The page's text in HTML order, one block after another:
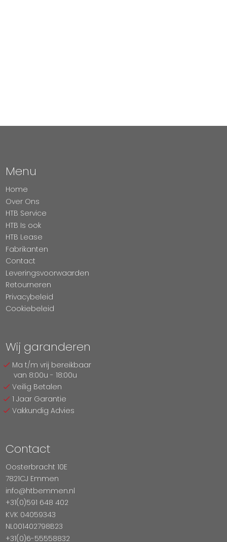
Menu
Home
Over Ons
HTB Service
HTB Is ook
HTB Lease
Fabrikanten
Contact
Leveringsvoorwaarden
Retourneren
Privacybeleid
Cookiebeleid
Wij garanderen
Ma t/m vrij bereikbaar
van 8:00u - 18:00u
Veilig Betalen
1 Jaar Garantie
Vakkundig Advies
Contact
Oosterbracht 10E
7821CJ Emmen
info@htbemmen.nl
+31(0)591 648 402
KVK 04059343
NL001402798B23
+31(0)6-55558832